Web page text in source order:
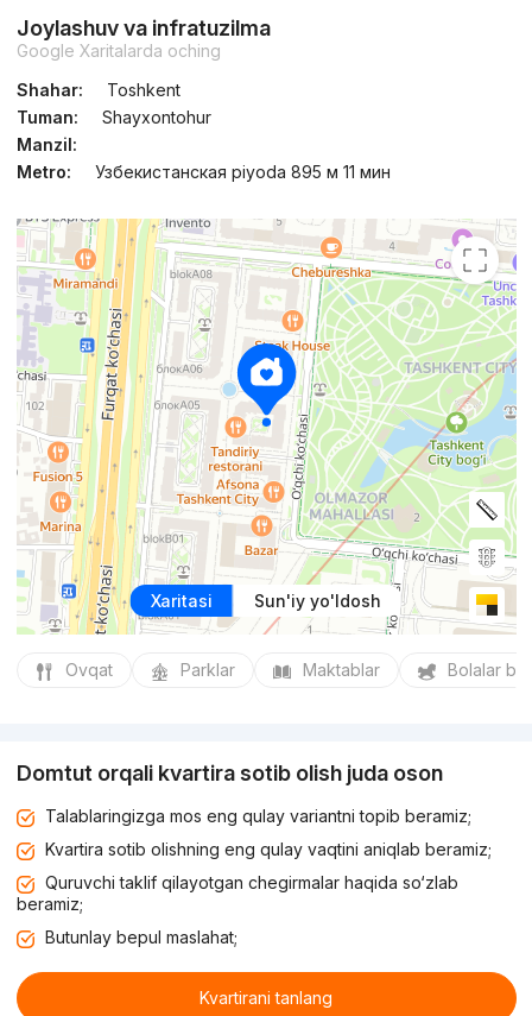
Joylashuv va infratuzilma
Google Xaritalarda oching
Shahar:
Toshkent
Tuman:
Shayxontohur
Manzil:
Metro:
Узбекистанская piyoda 895 м 11 мин
Xaritasi Sun'iy yo'ldosh
Ovqat Parklar Maktablar Bolalar
Domtut orqali kvartira sotib olish juda oson
Talablaringizga mos eng qulay variantni topib beramiz;
Kvartira sotib olishning eng qulay vaqtini aniqlab beramiz;
Quruvchi taklif qilayotgan chegirmalar haqida so‘zlab
beramiz;
Butunlay bepul maslahat;
Kvartirani tanlang